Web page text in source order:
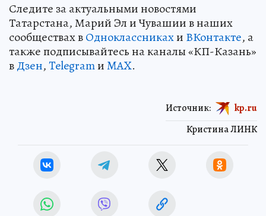
Следите за актуальными новостями
Татарстана, Марий Эл и Чувашии в наших
сообществах вОдноклассникахи ВКонтакте, а
также подписывайтесь на каналы «КП-Казань»
вДзен,TelegramиMAX.
Кристина ЛИНК
Источник: kp.ru